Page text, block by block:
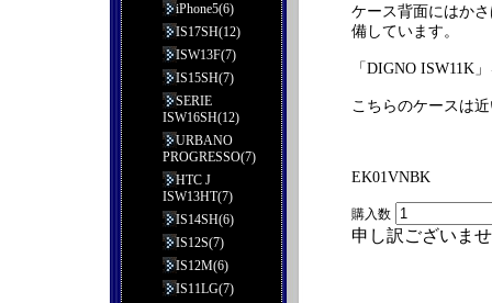
ケース背面にはか
備しています。
「DIGNO ISW11K
こちらのケースは
EK01VNBK
購入数
申し訳ございま
iPhone5(6)
IS17SH(12)
ISW13F(7)
IS15SH(7)
SERIE
ISW16SH(12)
URBANO
PROGRESSO(7)
HTC J
ISW13HT(7)
IS14SH(6)
IS12S(7)
IS12M(6)
IS11LG(7)